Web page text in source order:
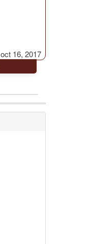
oct 16, 2017